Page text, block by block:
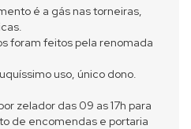
é a gás nas torneiras,
foram feitos pela renomada
uso, único dono.
zelador das 09 as 17h para
de encomendas e portaria